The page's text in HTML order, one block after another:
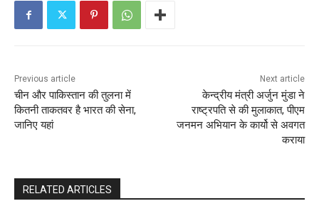
Previous article
चीन और पाकिस्तान की तुलना में
कितनी ताकतवर है भारत की सेना,
जानिए यहां
Next article
केन्द्रीय मंत्री अर्जुन मुंडा ने
राष्ट्रपति से की मुलाकात, पीएम
जनमन अभियान के कार्यो से अवगत
कराया
RELATED ARTICLES